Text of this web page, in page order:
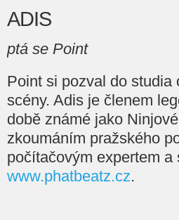
ADIS
ptá se Point
Point si pozval do studia
scény. Adis je členem
době známé jako
zkoumáním pražského
počítačovým expertem
www.phatbeatz.cz.